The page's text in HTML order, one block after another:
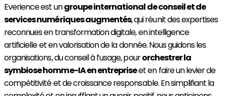
Everience est ungroupe international de conseil et de
services numériques augmentés, qui réunit des expertises
reconnues en transformation digitale, en intelligence
artificielle et en valorisation de la donnée. Nous guidons les
organisations, du conseil à l’usage, pourorchestrer la
symbiose homme-IA en entrepriseet en faire un levier de
compétitivité et de croissance responsable.​ En simplifiant la